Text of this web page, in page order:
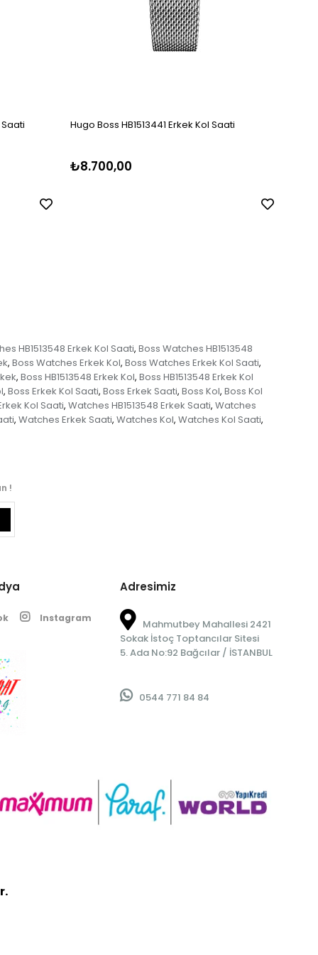
Saati Hugo Boss HB1513441 Erkek Kol Saati
₺8.700,00
HB1513548 Erkek Kol Saati, Boss Watches HB1513548
, Boss Watches Erkek Kol, Boss Watches Erkek Kol Saati,
, Boss HB1513548 Erkek Kol, Boss HB1513548 Erkek Kol
, Boss Erkek Kol Saati, Boss Erkek Saati, Boss Kol, Boss Kol
Kol Saati, Watches HB1513548 Erkek Saati, Watches
, Watches Erkek Saati, Watches Kol, Watches Kol Saati,
!
Instagram
Adresimiz
Mahmutbey Mahallesi 2421
Sokak İstoç Toptancılar Sitesi
5. Ada No:92 Bağcılar / İSTANBUL
0544 771 84 84